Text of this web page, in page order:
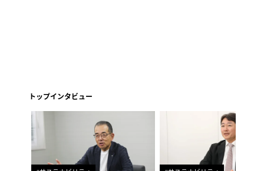
トップインタビュー